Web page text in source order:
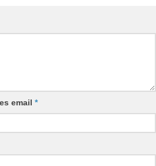
email*